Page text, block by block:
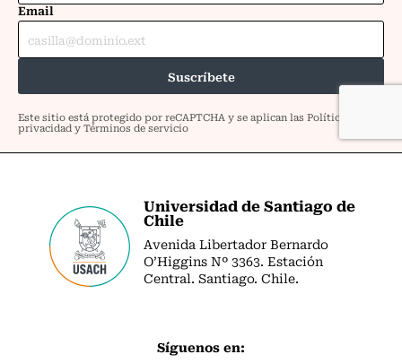
Universidad de Santiago de
Chile
Avenida Libertador Bernardo
O’Higgins Nº 3363. Estación
Central. Santiago. Chile.
Síguenos en: